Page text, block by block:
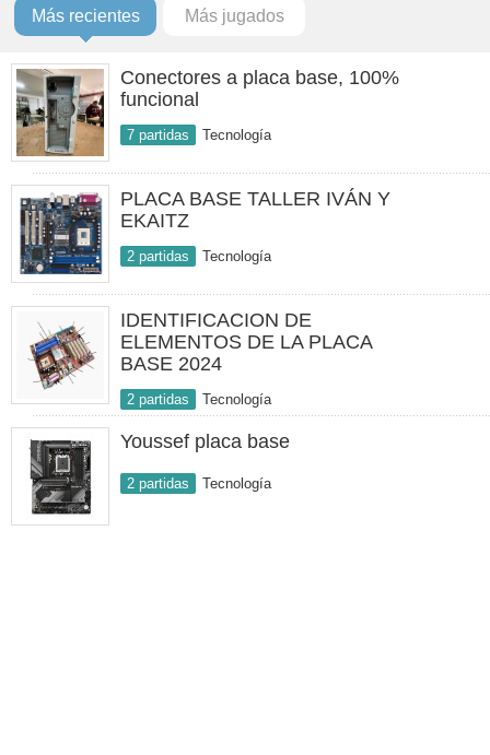
Más recientes Más jugados
Conectores a placa base, 100%
funcional
7 partidas Tecnología
PLACA BASE TALLER IVÁN Y
EKAITZ
2 partidas Tecnología
IDENTIFICACION DE
ELEMENTOS DE LA PLACA
BASE 2024
2 partidas Tecnología
Youssef placa base
2 partidas Tecnología